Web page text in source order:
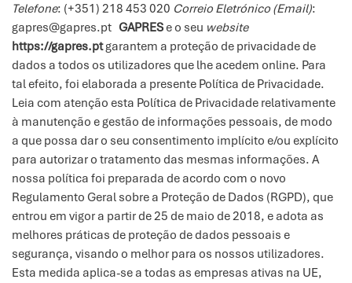
Telefone: (+351) 218 453 020 Correio Eletrónico (Email):
gapres@gapres.pt GAPRESe o seu website
https://gapres.ptgarantem a proteção de privacidade de
dados a todos os utilizadores que lhe acedem online. Para
tal efeito, foi elaborada a presente Política de Privacidade.
Leia com atenção esta Política de Privacidade relativamente
à manutenção e gestão de informações pessoais, de modo
a que possa dar o seu consentimento implícito e/ou explícito
para autorizar o tratamento das mesmas informações. A
nossa política foi preparada de acordo com o novo
Regulamento Geral sobre a Proteção de Dados (RGPD), que
entrou em vigor a partir de 25 de maio de 2018, e adota as
melhores práticas de proteção de dados pessoais e
segurança, visando o melhor para os nossos utilizadores.
Esta medida aplica-se a todas as empresas ativas na UE,